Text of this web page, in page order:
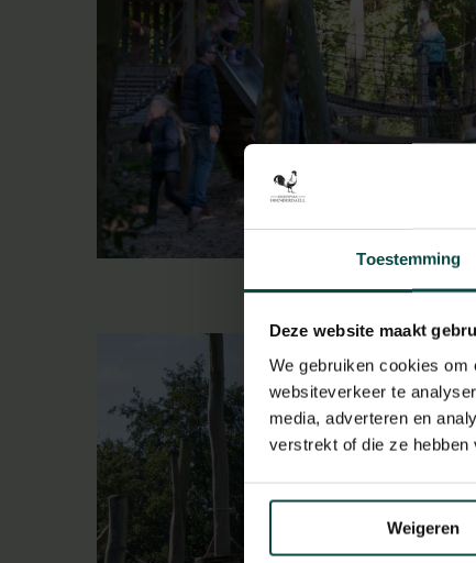
Toestemming
Deze website maakt
We gebruiken cookies om
websiteverkeer te
media, adverteren en
verstrekt of die ze
Weigeren